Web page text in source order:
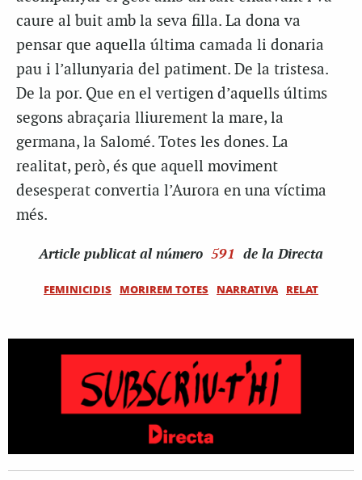
caure al buit amb la seva filla. La dona va
pensar que aquella última camada li donaria
pau i l’allunyaria del patiment. De la tristesa.
De la por. Que en el vertigen d’aquells últims
segons abraçaria lliurement la mare, la
germana, la Salomé. Totes les dones. La
realitat, però, és que aquell moviment
desesperat convertia l’Aurora en una víctima
més.
Article publicat al número 591 de la Directa
FEMINICIDIS MORIREM TOTES NARRATIVA RELAT